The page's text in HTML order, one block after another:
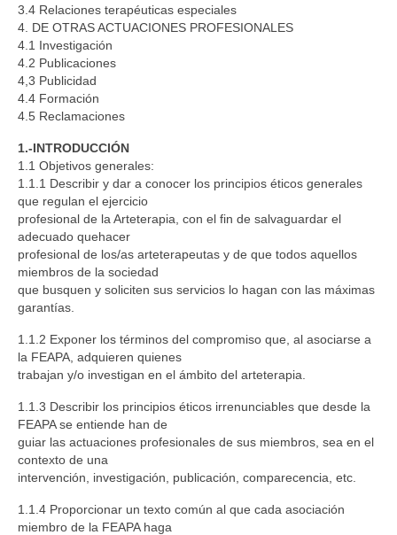
ACTIVIDADES DE ARTETERAPIA
CONGRESOS DE ARTETERAPIA
JORNADAS DE ARTETERAPIA
PUBLICACIONES
Efectividad de la arteterapia: informe sobre la
evidencia existente
Actas del IV Congreso
Arteterapia hoy
¿Qué evidencia existe sobre la efectividad de
la Arteterapia?
Síntesis del informe arte y salud de la OMS
Código ético
DIRECTORIO DE PROFESIONALES
COMISIONES DE TRABAJO
DESARROLLO PROFESIONAL
CERTIFICACIÓN
3.4 Relaciones terapéuticas especiales
4. DE OTRAS ACTUACIONES PROFESIONALES
4.1 Investigación
4.2 Publicaciones
4,3 Publicidad
4.4 Formación
4.5 Reclamaciones
1.-INTRODUCCIÓN
1.1 Objetivos generales:
1.1.1 Describir y dar a conocer los principios éticos generales
que regulan el ejercicio
profesional de la Arteterapia, con el fin de salvaguardar el
adecuado quehacer
profesional de los/as arteterapeutas y de que todos aquellos
miembros de la sociedad
que busquen y soliciten sus servicios lo hagan con las máximas
garantías.
1.1.2 Exponer los términos del compromiso que, al asociarse a
la FEAPA, adquieren quienes
trabajan y/o investigan en el ámbito del arteterapia.
1.1.3 Describir los principios éticos irrenunciables que desde la
FEAPA se entiende han de
guiar las actuaciones profesionales de sus miembros, sea en el
contexto de una
intervención, investigación, publicación, comparecencia, etc.
1.1.4 Proporcionar un texto común al que cada asociación
miembro de la FEAPA haga